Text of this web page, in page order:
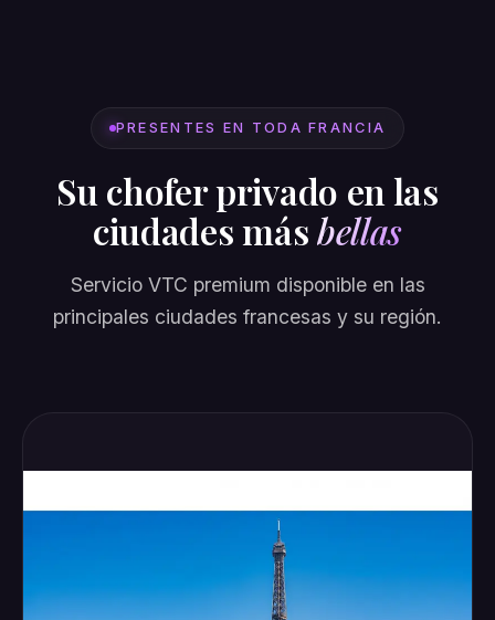
PRESENTES EN TODA FRANCIA
Su chofer privado en las
ciudades másbellas
Servicio VTC premium disponible en las
principales ciudades francesas y su región.